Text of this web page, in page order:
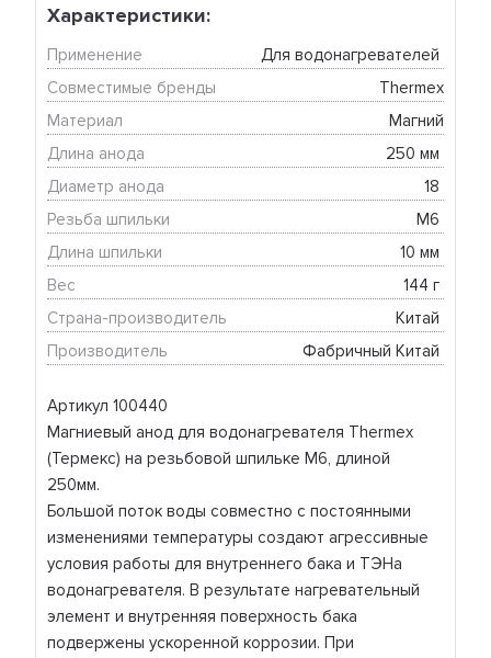
Артикул 100440
Магниевый анод для водонагревателя Thermex
(Термекс) на резьбовой шпильке М6, длиной
250мм.
Большой поток воды совместно с постоянными
изменениями температуры создают агрессивные
условия работы для внутреннего бака и ТЭНа
водонагревателя. В результате нагревательный
элемент и внутренняя поверхность бака
подвержены ускоренной коррозии. При
Характеристики:
Применение
Для водонагревателей
Совместимые бренды
Thermex
Материал
Магний
Длина анода
250 мм
Диаметр анода
18
Резьба шпильки
М6
Длина шпильки
10 мм
Вес
144 г
Страна-производитель
Китай
Производитель
Фабричный Китай